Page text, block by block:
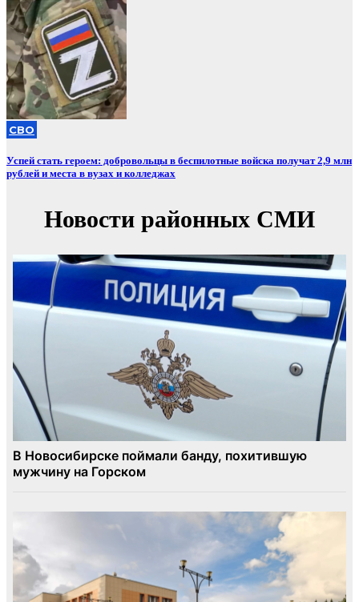
СВО
Успей стать героем: добровольцы в беспилотные войска получат 2,9 млн
рублей и места в вузах и колледжах